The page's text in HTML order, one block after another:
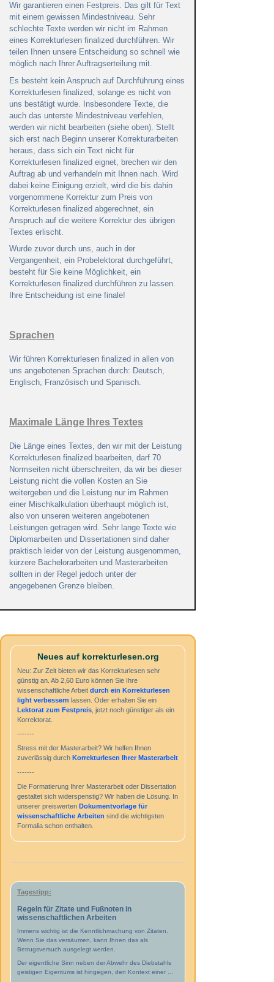
Wir garantieren einen Festpreis. Das gilt für Text
mit einem gewissen Mindestniveau. Sehr
schlechte Texte werden wir nicht im Rahmen
eines Korrekturlesen finalized durchführen. Wir
teilen Ihnen unsere Entscheidung so schnell wie
möglich nach Ihrer Auftragserteilung mit.
Es besteht kein Anspruch auf Durchführung eines
Korrekturlesen finalized, solange es nicht von
uns bestätigt wurde. Insbesondere Texte, die
auch das unterste Mindestniveau verfehlen,
werden wir nicht bearbeiten (siehe oben). Stellt
sich erst nach Beginn unserer Korrekturarbeiten
heraus, dass sich ein Text nicht für
Korrekturlesen finalized eignet, brechen wir den
Auftrag ab und verhandeln mit Ihnen nach. Wird
dabei keine Einigung erzielt, wird die bis dahin
vorgenommene Korrektur zum Preis von
Korrekturlesen finalized abgerechnet, ein
Anspruch auf die weitere Korrektur des übrigen
Textes erlischt.
Wurde zuvor durch uns, auch in der
Vergangenheit, ein Probelektorat durchgeführt,
besteht für Sie keine Möglichkeit, ein
Korrekturlesen finalized durchführen zu lassen.
Ihre Entscheidung ist eine finale!
Sprachen
Wir führen Korrekturlesen finalized in allen von
uns angebotenen Sprachen durch: Deutsch,
Englisch, Französisch und Spanisch.
Maximale Länge Ihres Textes
Die Länge eines Textes, den wir mit der Leistung
Korrekturlesen finalized bearbeiten, darf 70
Normseiten nicht überschreiten, da wir bei dieser
Leistung nicht die vollen Kosten an Sie
weitergeben und die Leistung nur im Rahmen
einer Mischkalkulation überhaupt möglich ist,
also von unseren weiteren angebotenen
Leistungen getragen wird. Sehr lange Texte wie
Diplomarbeiten und Dissertationen sind daher
praktisch leider von der Leistung ausgenommen,
kürzere Bachelorarbeiten und Masterarbeiten
sollten in der Regel jedoch unter der
angegebenen Grenze bleiben.
Neues auf korrekturlesen.org
Neu: Zur Zeit bieten wir das Korrekturlesen sehr
günstig an. Ab 2,60 Euro können Sie Ihre
wissenschaftliche Arbeit durch ein Korrekturlesen
light verbessern lassen. Oder erhalten Sie ein
Lektorat zum Festpreis , jetzt noch günstiger als ein
Korrektorat.
-------
Stress mit der Masterarbeit? Wir helfen Ihnen
zuverlässig durch Korrekturlesen Ihrer Masterarbeit
-------
Die Formatierung Ihrer Masterarbeit oder Dissertation
gestaltet sich widerspenstig? Wir haben die Lösung. In
unserer preiswerten Dokumentvorlage für
wissenschaftliche Arbeiten sind die wichtigsten
Formalia schon enthalten.
Tagestipp:
Regeln für Zitate und Fußnoten in
wissenschaftlichen Arbeiten
Immens wichtig ist die Kenntlichmachung von Zitaten.
Wenn Sie das versäumen, kann Ihnen das als
Betrugsversuch ausgelegt werden.
Der eigentliche Sinn neben der Abwehr des Diebstahls
geistigen Eigentums ist hingegen, den Kontext einer ...